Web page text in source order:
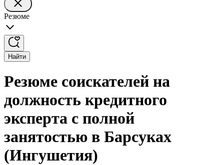
Резюме
Найти
Резюме соискателей на
должность кредитного
эксперта с полной
занятостью в Барсуках
(Ингушетия)